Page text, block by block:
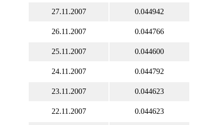
27.11.2007 0.044942
26.11.2007 0.044766
25.11.2007 0.044600
24.11.2007 0.044792
23.11.2007 0.044623
22.11.2007 0.044623